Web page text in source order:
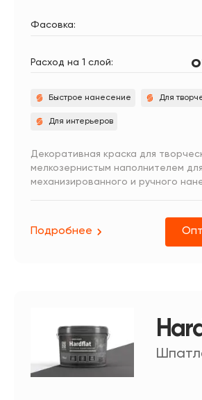
Фасовка:
Расход на 1 слой:
Быстрое нанесение Для
Для интерьеров
Декоративная краска для
мелкозернистым наполнителем для
механизированного и ручного
Подробнее